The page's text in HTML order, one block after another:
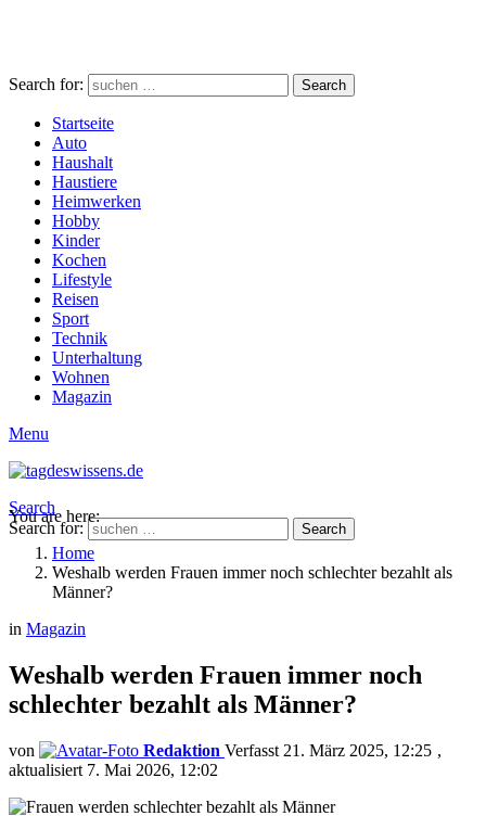
Search for: Search
Startseite
Auto
Haushalt
Haustiere
Heimwerken
Hobby
Kinder
Kochen
Lifestyle
Reisen
Sport
Technik
Unterhaltung
Wohnen
Magazin
Menu
Search
Search for:
Search
You are here:
Home
Weshalb werden Frauen immer noch schlechter bezahlt als
Männer?
in Magazin
Weshalb werden Frauen immer noch
schlechter bezahlt als Männer?
von Redaktion
21. März 2025, 12:25
aktualisiert 7. Mai 2026, 12:02